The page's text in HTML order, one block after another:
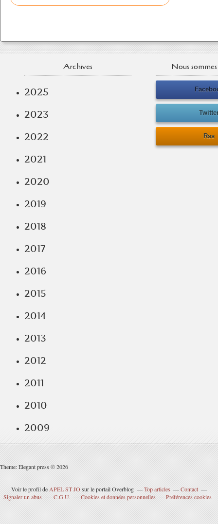
Archives
2025
2023
2022
2021
2020
2019
2018
2017
2016
2015
2014
2013
2012
2011
2010
2009
Nous
Rss
Theme: Elegant press © 2026
Voir le profil de APEL ST JOsur le portail Overblog Top articles
Contact
Signaler un abus
C.G.U. Cookies et données personnelles Préférences cookies